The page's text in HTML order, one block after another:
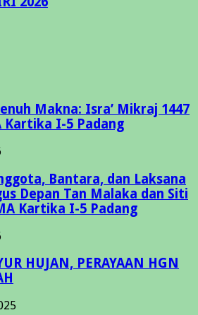
Makna: Isra’ Mikraj 1447
Kartika I-5 Padang
Bantara, dan Laksana
Depan Tan Malaka dan Siti
Kartika I-5 Padang
HUJAN, PERAYAAN HGN